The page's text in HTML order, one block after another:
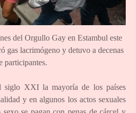
del Orgullo Gay en Estambul este
gas lacrimógeno y detuvo a decenas
participantes.
siglo XXI la mayoría de los países
y en algunos los actos sexuales